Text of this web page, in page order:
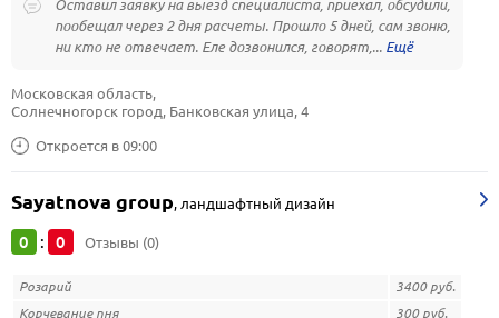
Оставил заявку на выезд специалиста, приехал, обсудили,
пообещал через 2 дня расчеты. Прошло 5 дней, сам звоню,
ни кто не отвечает. Еле дозвонился, говорят,...
Откроется в 09:00
Московская область,
Солнечногорск город, Банковская улица, 4
Sayatnova group,ландшафтный дизайн
0 : 0 Отзывы (0)
Розарий
3400 руб.
Корчевание пня
300 руб.